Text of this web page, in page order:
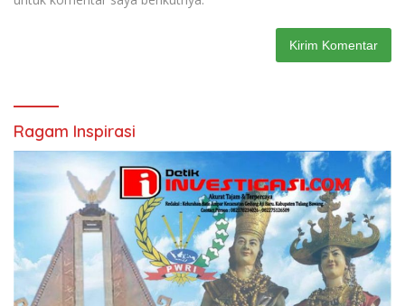
Ragam Inspirasi